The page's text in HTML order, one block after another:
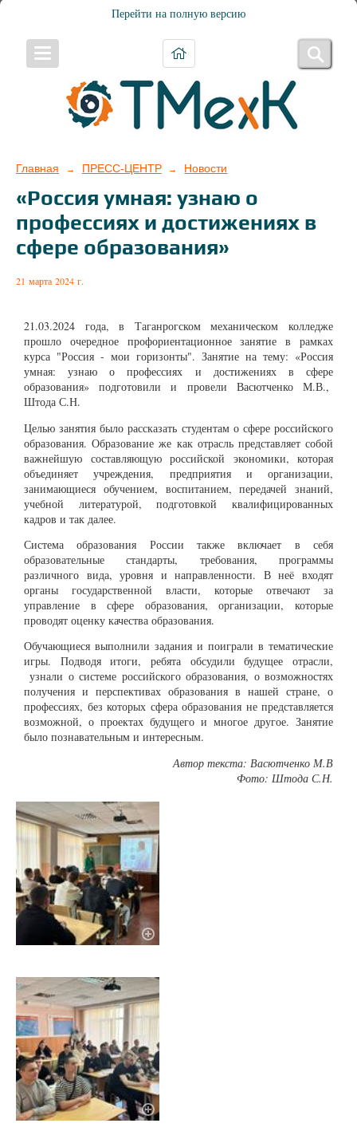
Перейти на полную версию
Главная → ПРЕСС-ЦЕНТР → Новости
«Россия умная: узнаю о
профессиях и достижениях в
сфере образования»
21 марта 2024 г.
21.03.2024 года, в Таганрогском механическом колледже
прошло очередное профориентационное занятие в рамках
курса "Россия - мои горизонты". Занятие на тему: «Россия
умная: узнаю о профессиях и достижениях в сфере
образования»подготовили и провели Васютченко М.В.,
Штода С.Н.
Целью занятия было рассказать студентам о сфере российского
образования. Образование же как отрасль представляет собой
важнейшую составляющую российской экономики, которая
объединяет учреждения, предприятия и организации,
занимающиеся обучением, воспитанием, передачей знаний,
учебной литературой, подготовкой квалифицированных
кадров и так далее.
Система образования России также включает в себя
образовательные стандарты, требования, программы
различного вида, уровня и направленности. В неё входят
органы государственной власти, которые отвечают за
управление в сфере образования, организации, которые
проводят оценку качества образования.
Обучающиеся выполнили задания и поиграли в тематические
игры. Подводя итоги, ребята обсудили будущее отрасли,
узнали о системе российского образования, о возможностях
получения и перспективах образования в нашей стране, о
профессиях, без которых сфера образования не представляется
возможной, о проектах будущего и многое другое. Занятие
было познавательным и интересным.
Автор текста: Васютченко М.В
Фото: Штода С.Н.